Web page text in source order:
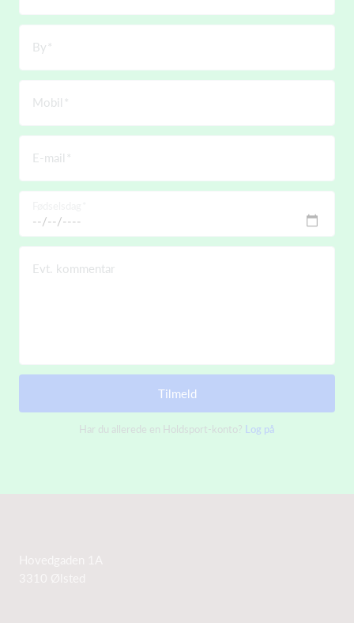
By
Mobil
E-mail
Evt. kommentar
Tilmeld
Har du allerede en Holdsport-konto? Log på